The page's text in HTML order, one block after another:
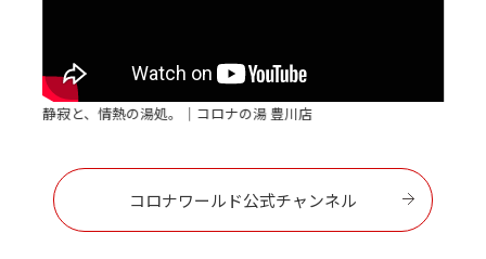
静寂と、情熱の湯処。｜コロナの湯 豊川店
コロナワールド公式チャンネル